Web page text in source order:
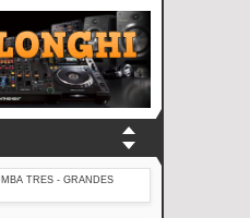
TRES - GRANDES